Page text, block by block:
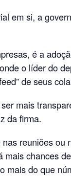
em si, a
é a
o líder do
de seus
mais
da firma.
reuniões ou
chances
mais do que